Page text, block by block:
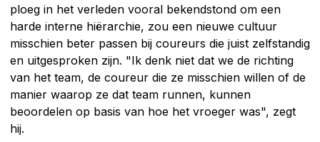
ploeg in het verleden vooral bekendstond om een
harde interne hiërarchie, zou een nieuwe cultuur
misschien beter passen bij coureurs die juist zelfstandig
en uitgesproken zijn. "Ik denk niet dat we de richting
van het team, de coureur die ze misschien willen of de
manier waarop ze dat team runnen, kunnen
beoordelen op basis van hoe het vroeger was", zegt
hij.